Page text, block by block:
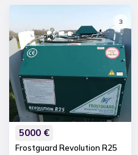
3
5000 €
Frostguard Revolution R25